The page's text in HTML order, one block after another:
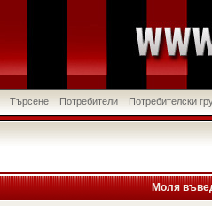
Търсене Потребители Потребителски
Моля